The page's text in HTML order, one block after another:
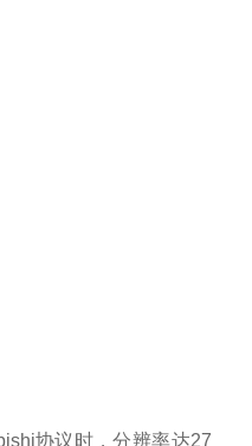
协议时，分辨率达27